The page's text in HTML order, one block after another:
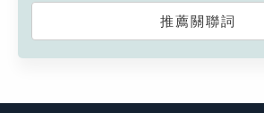
推薦關聯詞